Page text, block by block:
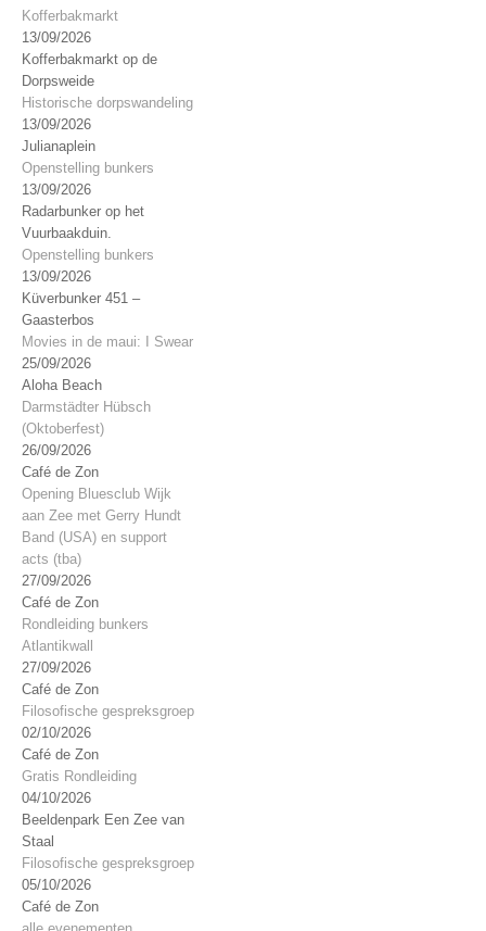
Kofferbakmarkt
13/09/2026
Kofferbakmarkt op de
Dorpsweide
Historische dorpswandeling
13/09/2026
Julianaplein
Openstelling bunkers
13/09/2026
Radarbunker op het
Vuurbaakduin.
Openstelling bunkers
13/09/2026
Küverbunker 451 –
Gaasterbos
Movies in de maui: I Swear
25/09/2026
Aloha Beach
Darmstädter Hübsch
(Oktoberfest)
26/09/2026
Café de Zon
Opening Bluesclub Wijk
aan Zee met Gerry Hundt
Band (USA) en support
acts (tba)
27/09/2026
Café de Zon
Rondleiding bunkers
Atlantikwall
27/09/2026
Café de Zon
Filosofische gespreksgroep
02/10/2026
Café de Zon
Gratis Rondleiding
04/10/2026
Beeldenpark Een Zee van
Staal
Filosofische gespreksgroep
05/10/2026
Café de Zon